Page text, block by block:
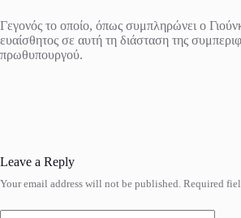
Γεγονός το οποίο, όπως συμπληρώνει ο
ευαίσθητος σε αυτή τη διάσταση της
πρωθυπουργού.
Leave a Reply
Your email address will not be published. Required